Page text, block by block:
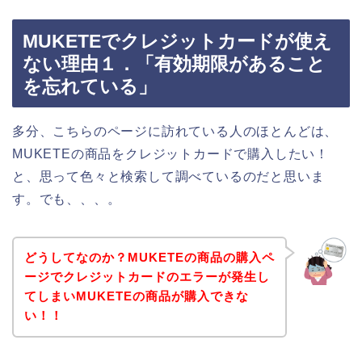
MUKETEでクレジットカードが使え
ない理由１．「有効期限があること
を忘れている」
多分、こちらのページに訪れている人のほとんどは、
MUKETEの商品をクレジットカードで購入したい！
と、思って色々と検索して調べているのだと思いま
す。でも、、、。
どうしてなのか？MUKETEの商品の購入ペ
ージでクレジットカードのエラーが発生し
てしまいMUKETEの商品が購入できな
い！！